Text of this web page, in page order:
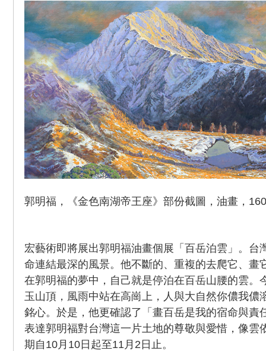
郭明福，《金色南湖帝王座》部份截圖，油畫，
宏藝術即將展出郭明福油畫個展「百岳泊雲」。台
命連結最深的風景。他不斷的、重複的去爬它、畫
在郭明福的夢中，自己就是停泊在百岳山腰的雲。
玉山頂，風雨中站在高崗上，人與大自然你儂我儂
銘心。於是，他更確認了「畫百岳是我的宿命與責
表達郭明福對台灣這一片土地的尊敬與愛惜，像雲
期自10月10日起至11月2日止。